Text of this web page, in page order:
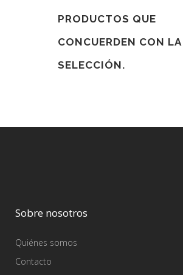
PRODUCTOS QUE
CONCUERDEN CON LA
SELECCIÓN.
Sobre nosotros
Quiénes somos
Contacto